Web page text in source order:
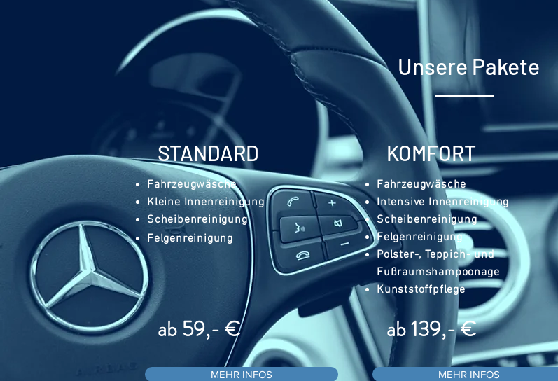
Unsere Pakete
STANDARD
Fahrzeugwäsche
Kleine Innenreinigung
Scheibenreinigung
Felgenreinigung
ab 59,- €
MEHR INFOS
KOMFORT
Fahrzeugwäsche
Intensive Innenreinigung
Scheibenreinigung
Felgenreinigung
Polster-, Teppich- und
Fußraumshampoonage
Kunststoffpflege
ab 139,- €
MEHR INFOS